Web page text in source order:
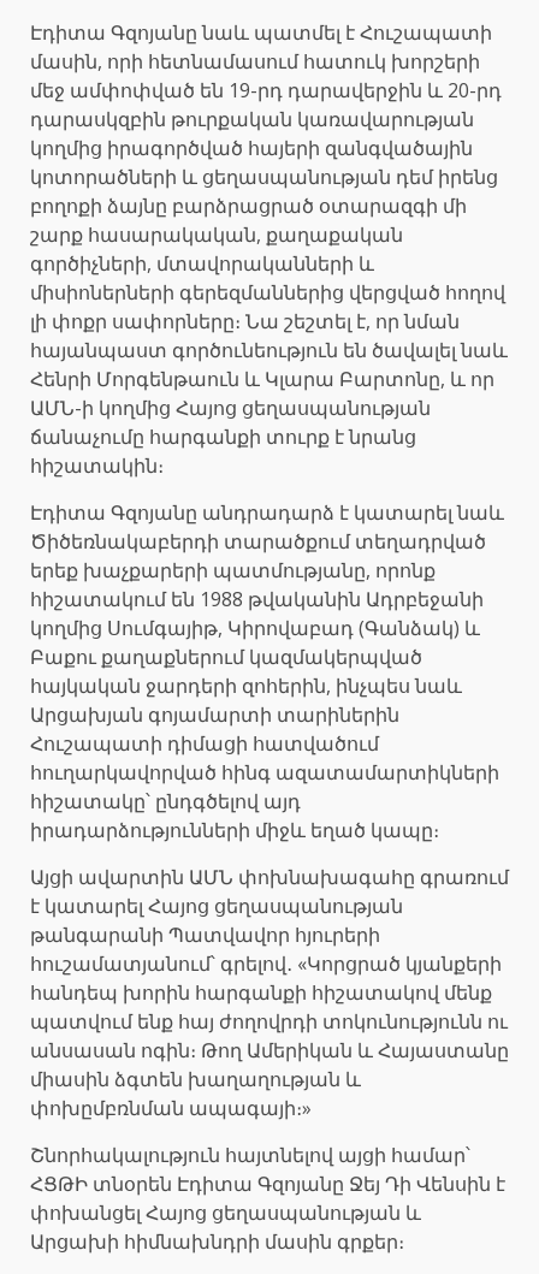
Էդիտա Գզոյանը նաև պատմել է Հուշապատի
մասին, որի հետնամասում հատուկ խորշերի
մեջ ամփոփված են 19-րդ դարավերջին և 20-րդ
դարասկզբին թուրքական կառավարության
կողմից իրագործված հայերի զանգվածային
կոտորածների և ցեղասպանության դեմ իրենց
բողոքի ձայնը բարձրացրած օտարազգի մի
շարք հասարակական, քաղաքական
գործիչների, մտավորականների և
միսիոներների գերեզմաններից վերցված հողով
լի փոքր սափորները։ Նա շեշտել է, որ նման
հայանպաստ գործունեություն են ծավալել նաև
Հենրի Մորգենթաուն և Կլարա Բարտոնը, և որ
ԱՄՆ-ի կողմից Հայոց ցեղասպանության
ճանաչումը հարգանքի տուրք է նրանց
հիշատակին։
Էդիտա Գզոյանը անդրադարձ է կատարել նաև
Ծիծեռնակաբերդի տարածքում տեղադրված
երեք խաչքարերի պատմությանը, որոնք
հիշատակում են 1988 թվականին Ադրբեջանի
կողմից Սումգայիթ, Կիրովաբադ (Գանձակ) և
Բաքու քաղաքներում կազմակերպված
հայկական ջարդերի զոհերին, ինչպես նաև
Արցախյան գոյամարտի տարիներին
Հուշապատի դիմացի հատվածում
հուղարկավորված հինգ ազատամարտիկների
հիշատակը՝ ընդգծելով այդ
իրադարձությունների միջև եղած կապը։
Այցի ավարտին ԱՄՆ փոխնախագահը գրառում
է կատարել Հայոց ցեղասպանության
թանգարանի Պատվավոր հյուրերի
հուշամատյանում՝ գրելով․ «Կորցրած կյանքերի
հանդեպ խորին հարգանքի հիշատակով մենք
պատվում ենք հայ ժողովրդի տոկունությունն ու
անսասան ոգին։ Թող Ամերիկան և Հայաստանը
միասին ձգտեն խաղաղության և
փոխըմբռնման ապագայի։»
Շնորհակալություն հայտնելով այցի համար՝
ՀՑԹԻ տնօրեն Էդիտա Գզոյանը Ջեյ Դի Վենսին է
փոխանցել Հայոց ցեղասպանության և
Արցախի հիմնախնդրի մասին գրքեր։